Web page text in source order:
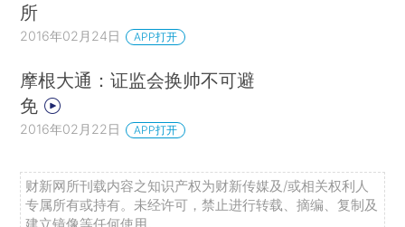
所
2016年02月24日 APP打开
摩根大通：证监会换帅不可避
免
2016年02月22日 APP打开
财新网所刊载内容之知识产权为财新传媒及/或相关权利人
专属所有或持有。未经许可，禁止进行转载、摘编、复制及